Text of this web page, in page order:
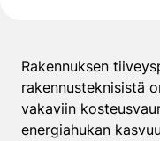
Rakennuksen
rakennusteknisistä
vakaviin
energiahukan